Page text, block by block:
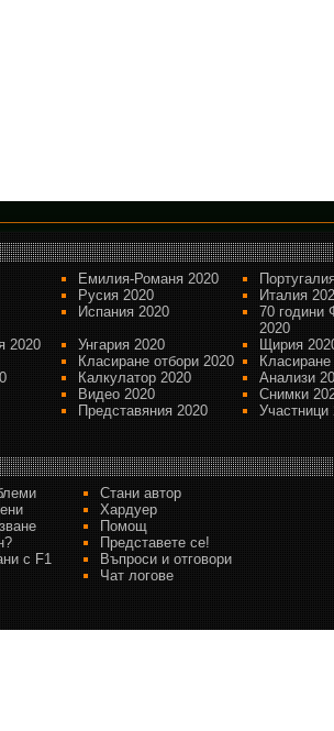
Емилия-Романя 2020
Русия 2020
Италия
Испания 2020
70 години
2020
2020
Унгария 2020
Щирия
Класиране отбори 2020
Калкулатор 2020
Анализи
Видео 2020
Снимки
Представяния 2020
Участници
Стани автор
Хардуер
Помощ
Представете се!
с F1
Въпроси и отговори
Чат логове